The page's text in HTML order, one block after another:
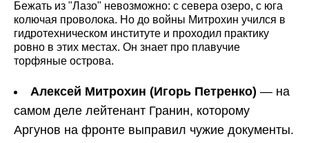
Бежать из "Лазо" невозможно: с севера озеро, с юга
колючая проволока. Но до войны Митрохин учился в
гидротехническом институте и проходил практику
ровно в этих местах. Он знает про плавучие
торфяные острова.
Алексей Митрохин (Игорь Петренко) — на
самом деле лейтенант Гранин, которому
Аргунов на фронте выправил чужие документы.